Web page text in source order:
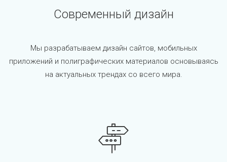
Современный дизайн
Мы разрабатываем дизайн сайтов, мобильных
приложений и полиграфических материалов основываясь
на актуальных трендах со всего мира.